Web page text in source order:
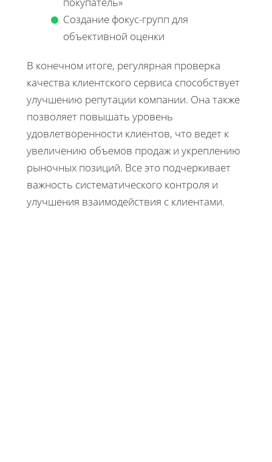
Создание фокус-групп для
объективной оценки
В конечном итоге, регулярная проверка
качества клиентского сервиса способствует
улучшению репутации компании. Она также
позволяет повышать уровень
удовлетворенности клиентов, что ведет к
увеличению объемов продаж и укреплению
рыночных позиций. Все это подчеркивает
важность систематического контроля и
улучшения взаимодействия с клиентами.